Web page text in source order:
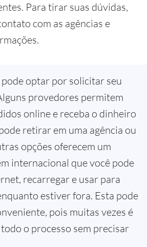
Para tirar suas dúvidas,
com as agências e
optar por solicitar seu
provedores permitem
online e receba o dinheiro
retirar em uma agência ou
opções oferecem um
internacional que você pode
recarregar e usar para
estiver fora. Esta pode
pois muitas vezes é
o processo sem precisar